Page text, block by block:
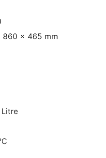
860 x 465 mm
Litre